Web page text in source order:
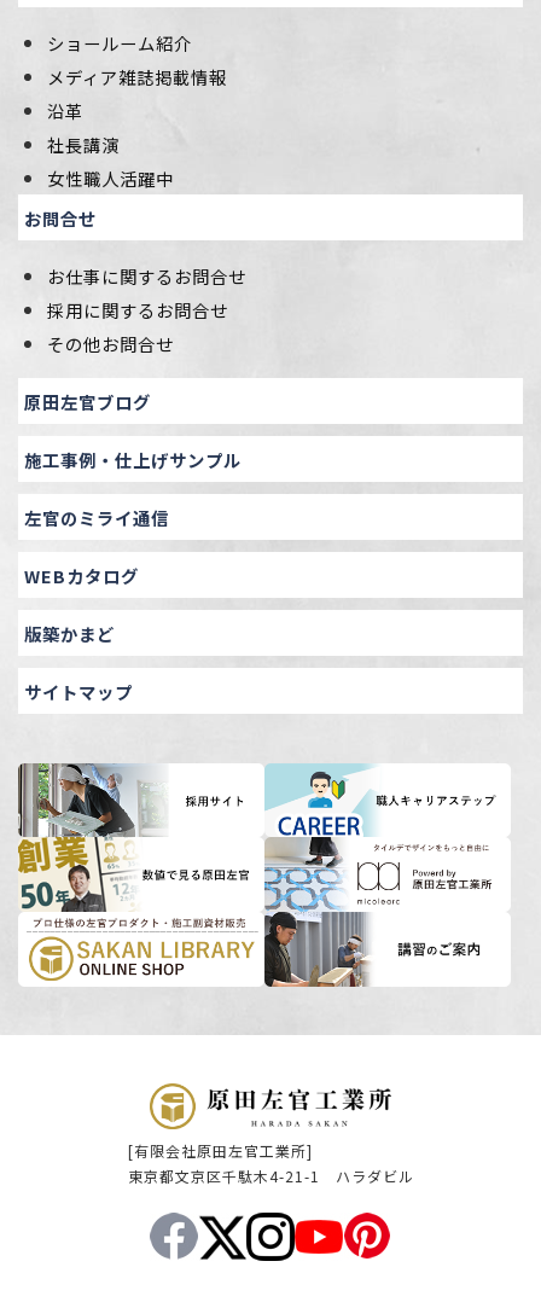
ショールーム紹介
メディア雑誌掲載情報
沿革
社長講演
女性職人活躍中
お問合せ
お仕事に関するお問合せ
採用に関するお問合せ
その他お問合せ
原田左官ブログ
施工事例・仕上げサンプル
左官のミライ通信
WEBカタログ
版築かまど
サイトマップ
[有限会社原田左官工業所]
東京都文京区千駄木4-21-1 ハラダビル